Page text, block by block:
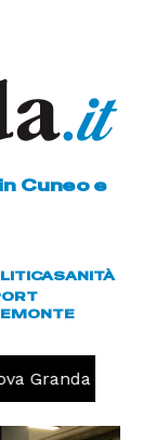
Cuneo e
SANITÀ
Volley